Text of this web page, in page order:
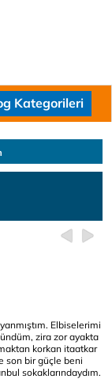
Kategorileri
Elbiselerimi
zira zor ayakta
korkan itaatkar
son bir güçle beni
sokaklarındaydım.